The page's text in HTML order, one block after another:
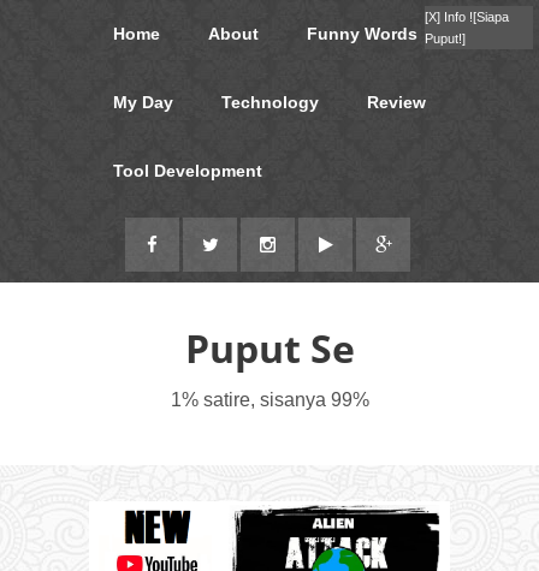
Home About Funny Words
My Day Technology Review
Tool Development
Puput Se
1% satire, sisanya 99%
[X] Info ![Siapa
Puput!]